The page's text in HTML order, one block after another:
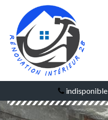
indisponible